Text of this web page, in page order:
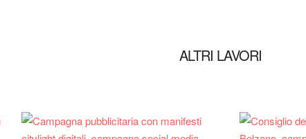
ALTRI LAVORI